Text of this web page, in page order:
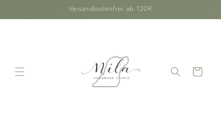
Inhalt
Versandkostenfrei ab 120€
Warenkorb